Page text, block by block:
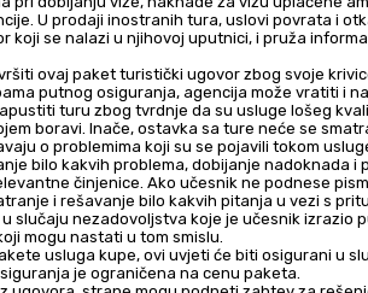
U prodaji inostranih tura, uslovi povrata i
koji se nalazi u njihovoj uputnici, i pruža
ovaj paket turistički ugovor zbog svoje
putnog osiguranja, agencija može vratiti i
turu zbog tvrdnje da su usluge lošeg
boravi. Inače, ostavka sa ture neće se
o problemima koji su se pojavili tokom
bilo kakvih problema, dobijanje nadoknada
činjenice. Ako učesnik ne podnese
i rešavanje bilo kakvih pitanja u vezi s
slučaju nezadovoljstva koje je učesnik izrazio
mogu nastati u tom smislu.
usluga kupe, ovi uvjeti će biti osigurani u
je ograničena na cenu paketa.